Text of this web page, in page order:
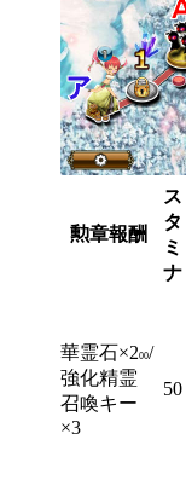
勲章報酬
ス
タ
ミ
ナ
華霊石×200/
強化精霊
召喚キー
×3
50